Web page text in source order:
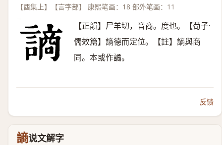
【酉集上】【言字部】 康熙笔画：18 部外笔画：11
【正韻】尸羊切，音商。度也。【荀子·
儒效篇】謪德而定位。【註】謪與商
同。本或作譎。
反馈
謪说文解字